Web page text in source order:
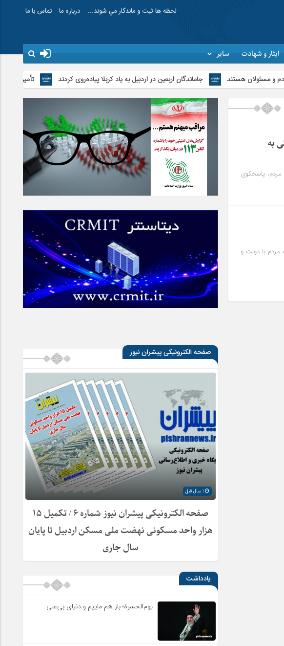
لحظه ها ثبت و ماندگار مي شوند… درباره ما تماس با ما
ایثار و شهادت سایر
جاماندگان اربعین در اردبیل به یاد کربلا پیاده‌روی کردند تأمین و توزیع ۱۲۰هزار تن کالای اساسی در استان اردبیل/ خط دوم ایکس‌ری گمرک بیله‌سوار با تجهیزات مدرن عملیاتی خواهد شد
به
مردم، پاسخگوی
مردم با دولت و
صفحه الکترونیکی پیشران نیوز
صفحه الکترونیکی پیشران نیوز شماره ۶ / تکمیل ۱۵
هزار واحد مسکونی نهضت ملی مسکن اردبیل تا پایان
سال جاری
یادداشت
یوم‌الحسرة؛ باز هم ماییم و دنیای بی‌علی